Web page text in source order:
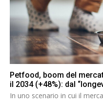
Petfood, boom del
il 2034 (+48%): dal
In uno scenario in cui il